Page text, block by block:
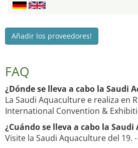
Añadir los proveedores!
FAQ
¿Dónde se lleva a cabo la Saudi
La Saudi Aquaculture e realiza en
International Convention &
¿Cuándo se lleva a cabo la
Visite la Saudi Aquaculture del 19.